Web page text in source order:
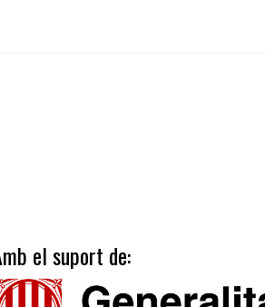
el suport de: